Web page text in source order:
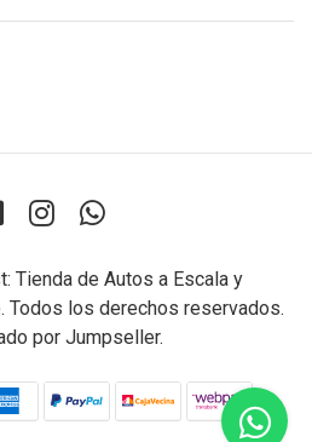
Tienda de Autos a Escala y
Todos los derechos reservados.
por Jumpseller.